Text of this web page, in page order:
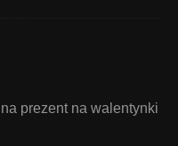
prezent na walentynki